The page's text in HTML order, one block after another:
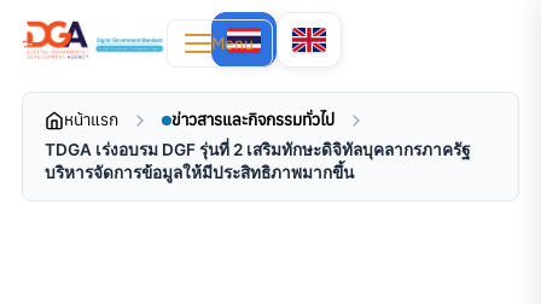
Menu
หน้าแรก ข่าวสารและกิจกรรมทั่วไป
TDGA เร่งอบรม DGF รุ่นที่ 2 เสริมทักษะดิจิทัลบุคลากรภาครัฐ
บริหารจัดการข้อมูลให้มีประสิทธิภาพมากขึ้น